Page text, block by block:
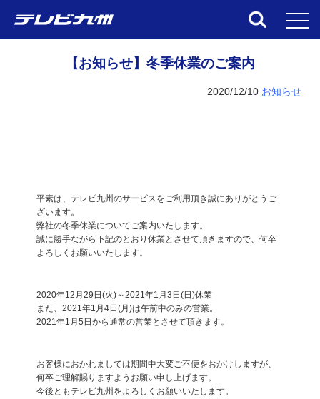
【お知らせ】冬季休業のご案内
2020/12/10 お知らせ
平素は、テレビ九州のサービスをご利用頂き誠にありがとうご
ざいます。
弊社の冬季休業についてご案内いたします。
誠に勝手ながら下記のとおり休業とさせて頂きますので、何卒
よろしくお願いいたします。
2020年12月29日(火)～2021年1月3日(日)休業
また、2021年1月4日(月)は午前中のみの営業。
2021年1月5日から通常の営業とさせて頂きます。
お客様におかれましては期間中大変ご不便をおかけしますが、
何卒ご理解賜りますようお願い申し上げます。
今後ともテレビ九州をよろしくお願いいたします。